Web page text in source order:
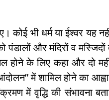
कोई भी धर्म या ईश्वर यह
और मंदिरों व
होने के लिए कहा और दो
में शामिल होने का
में वृद्धि की संभावना